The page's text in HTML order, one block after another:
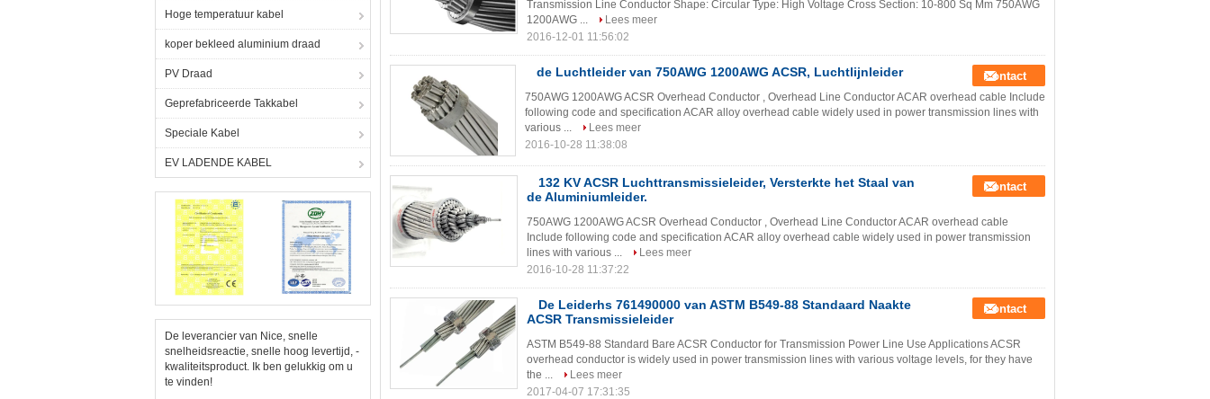
Hoge temperatuur kabel
koper bekleed aluminium draad
PV Draad
Geprefabriceerde Takkabel
Speciale Kabel
EV LADENDE KABEL
De leverancier van Nice, snelle
snelheidsreactie, snelle hoog levertijd, -
kwaliteitsproduct. Ik ben gelukkig om u
te vinden!
Transmission Line Conductor Shape: Circular Type: High Voltage Cross Section: 10-800 Sq Mm 750AWG
1200AWG ...
Lees meer
2016-12-01 11:56:02
de Luchtleider van 750AWG 1200AWG ACSR, Luchtlijnleider Contact
750AWG 1200AWG ACSR Overhead Conductor , Overhead Line Conductor ACAR overhead cable Include
following code and specification ACAR alloy overhead cable widely used in power transmission lines with
various ...
Lees meer
2016-10-28 11:38:08
132 KV ACSR Luchttransmissieleider, Versterkte het Staal van
de Aluminiumleider.
Contact
750AWG 1200AWG ACSR Overhead Conductor , Overhead Line Conductor ACAR overhead cable
Include following code and specification ACAR alloy overhead cable widely used in power transmission
lines with various ...
Lees meer
2016-10-28 11:37:22
De Leiderhs 761490000 van ASTM B549-88 Standaard Naakte
ACSR Transmissieleider
Contact
ASTM B549-88 Standard Bare ACSR Conductor for Transmission Power Line Use Applications ACSR
overhead conductor is widely used in power transmission lines with various voltage levels, for they have
the ...
Lees meer
2017-04-07 17:31:35